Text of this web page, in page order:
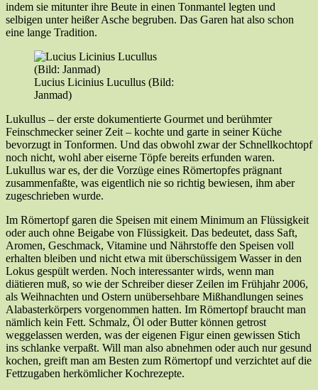
indem sie mitunter ihre Beute in einen Tonmantel legten und
selbigen unter heißer Asche begruben. Das Garen hat also schon
eine lange Tradition.
Lucius Licinius Lucullus (Bild:
Janmad)
Lukullus – der erste dokumentierte Gourmet und berühmter
Feinschmecker seiner Zeit – kochte und garte in seiner Küche
bevorzugt in Tonformen. Und das obwohl zwar der Schnellkochtopf
noch nicht, wohl aber eiserne Töpfe bereits erfunden waren.
Lukullus war es, der die Vorzüge eines Römertopfes prägnant
zusammenfaßte, was eigentlich nie so richtig bewiesen, ihm aber
zugeschrieben wurde.
Im Römertopf garen die Speisen mit einem Minimum an Flüssigkeit
oder auch ohne Beigabe von Flüssigkeit. Das bedeutet, dass Saft,
Aromen, Geschmack, Vitamine und Nährstoffe den Speisen voll
erhalten bleiben und nicht etwa mit überschüssigem Wasser in den
Lokus gespült werden. Noch interessanter wirds, wenn man
diätieren muß, so wie der Schreiber dieser Zeilen im Frühjahr 2006,
als Weihnachten und Ostern unübersehbare Mißhandlungen seines
Alabasterkörpers vorgenommen hatten. Im Römertopf braucht man
nämlich kein Fett. Schmalz, Öl oder Butter können getrost
weggelassen werden, was der eigenen Figur einen gewissen Stich
ins schlanke verpaßt. Will man also abnehmen oder auch nur gesund
kochen, greift man am Besten zum Römertopf und verzichtet auf die
Fettzugaben herkömlicher Kochrezepte.